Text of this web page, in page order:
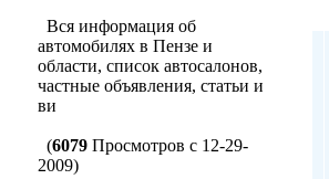
Вся информация об
автомобилях в Пензе и
области, список автосалонов,
частные объявления, статьи и
ви
(6079Просмотров с 12-29-
2009)